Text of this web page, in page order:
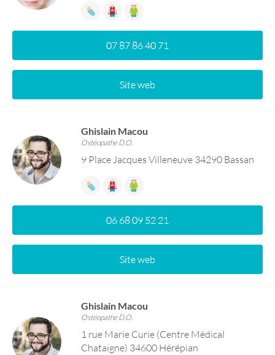
07 87 86 40 71
Site web
Ghislain Macou
Ostéopathe D.O.
9 Place Jacques Villeneuve 34290 Bassan
06 68 09 52 21
Site web
Ghislain Macou
Ostéopathe D.O.
1 rue Marie Curie (Centre Médical
Chataigne) 34600 Hérépian